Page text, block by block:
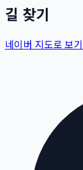
길 찾기
네이버 지도로 보기